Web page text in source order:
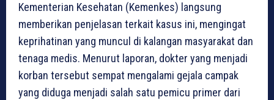
Kementerian Kesehatan (Kemenkes) langsung
memberikan penjelasan terkait kasus ini, mengingat
keprihatinan yang muncul di kalangan masyarakat dan
tenaga medis. Menurut laporan, dokter yang menjadi
korban tersebut sempat mengalami gejala campak
yang diduga menjadi salah satu pemicu primer dari